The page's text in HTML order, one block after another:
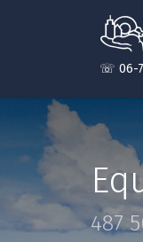
☏ 06-
487